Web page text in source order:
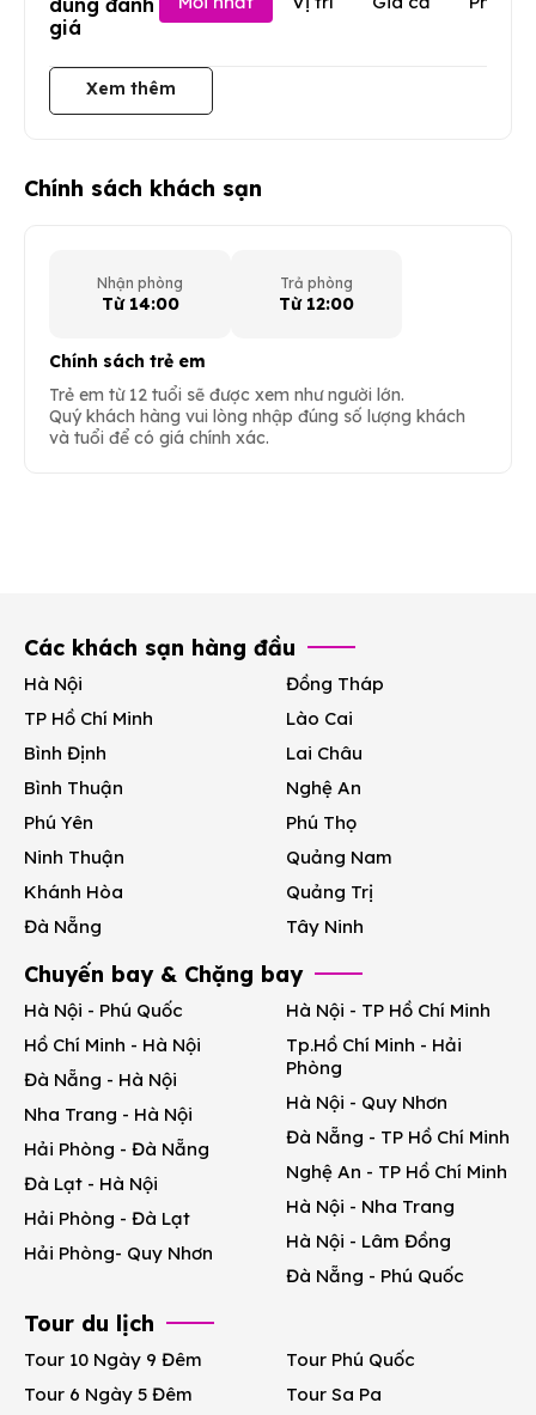
giá
Xem thêm
Chính sách khách sạn
Nhận phòng
Từ 14:00
Trả phòng
Từ 12:00
Chính sách trẻ em
Trẻ em từ 12 tuổi sẽ được xem như người lớn.
Quý khách hàng vui lòng nhập đúng số lượng khách
và tuổi để có giá chính xác.
Các khách sạn hàng đầu
Hà Nội
TP Hồ Chí Minh
Bình Định
Bình Thuận
Phú Yên
Ninh Thuận
Khánh Hòa
Đà Nẵng
Đồng Tháp
Lào Cai
Lai Châu
Nghệ An
Phú Thọ
Quảng Nam
Quảng Trị
Tây Ninh
Chuyến bay & Chặng bay
Hà Nội - Phú Quốc
Hồ Chí Minh - Hà Nội
Đà Nẵng - Hà Nội
Nha Trang - Hà Nội
Hải Phòng - Đà Nẵng
Đà Lạt - Hà Nội
Hải Phòng - Đà Lạt
Hải Phòng- Quy Nhơn
Hà Nội - TP Hồ Chí Minh
Tp.Hồ Chí Minh - Hải
Phòng
Hà Nội - Quy Nhơn
Đà Nẵng - TP Hồ Chí Minh
Nghệ An - TP Hồ Chí Minh
Hà Nội - Nha Trang
Hà Nội - Lâm Đồng
Đà Nẵng - Phú Quốc
Tour du lịch
Tour 10 Ngày 9 Đêm
Tour 6 Ngày 5 Đêm
Tour Phú Quốc
Tour Sa Pa